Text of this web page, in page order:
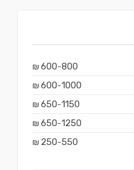
600-800
₪
600-1000
₪
650-1150
₪
650-1250
₪
250-550
₪